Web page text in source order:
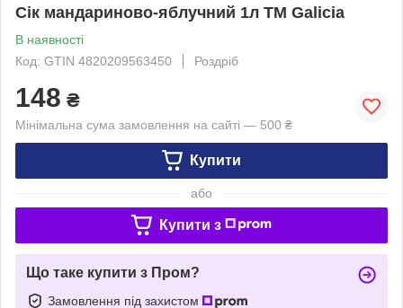
Сік мандариново-яблучний 1л ТМ Galicia
В наявності
Код: GTIN 4820209563450
Роздріб
148 ₴
Мінімальна сума замовлення на сайті — 500 ₴
Купити
або
Купити з
Що таке купити з Пром?
Замовлення під захистом